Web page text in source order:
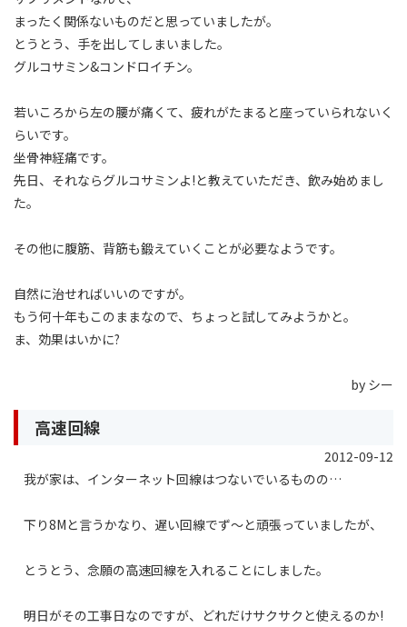
まったく関係ないものだと思っていましたが。
とうとう、手を出してしまいました。
グルコサミン&コンドロイチン。
若いころから左の腰が痛くて、疲れがたまると座っていられないく
らいです。
坐骨神経痛です。
先日、それならグルコサミンよ!と教えていただき、飲み始めまし
た。
その他に腹筋、背筋も鍛えていくことが必要なようです。
自然に治せればいいのですが。
もう何十年もこのままなので、ちょっと試してみようかと。
ま、効果はいかに?
by シー
高速回線
2012-09-12
我が家は、インターネット回線はつないでいるものの…
下り8Mと言うかなり、遅い回線でず〜と頑張っていましたが、
とうとう、念願の高速回線を入れることにしました。
明日がその工事日なのですが、どれだけサクサクと使えるのか!